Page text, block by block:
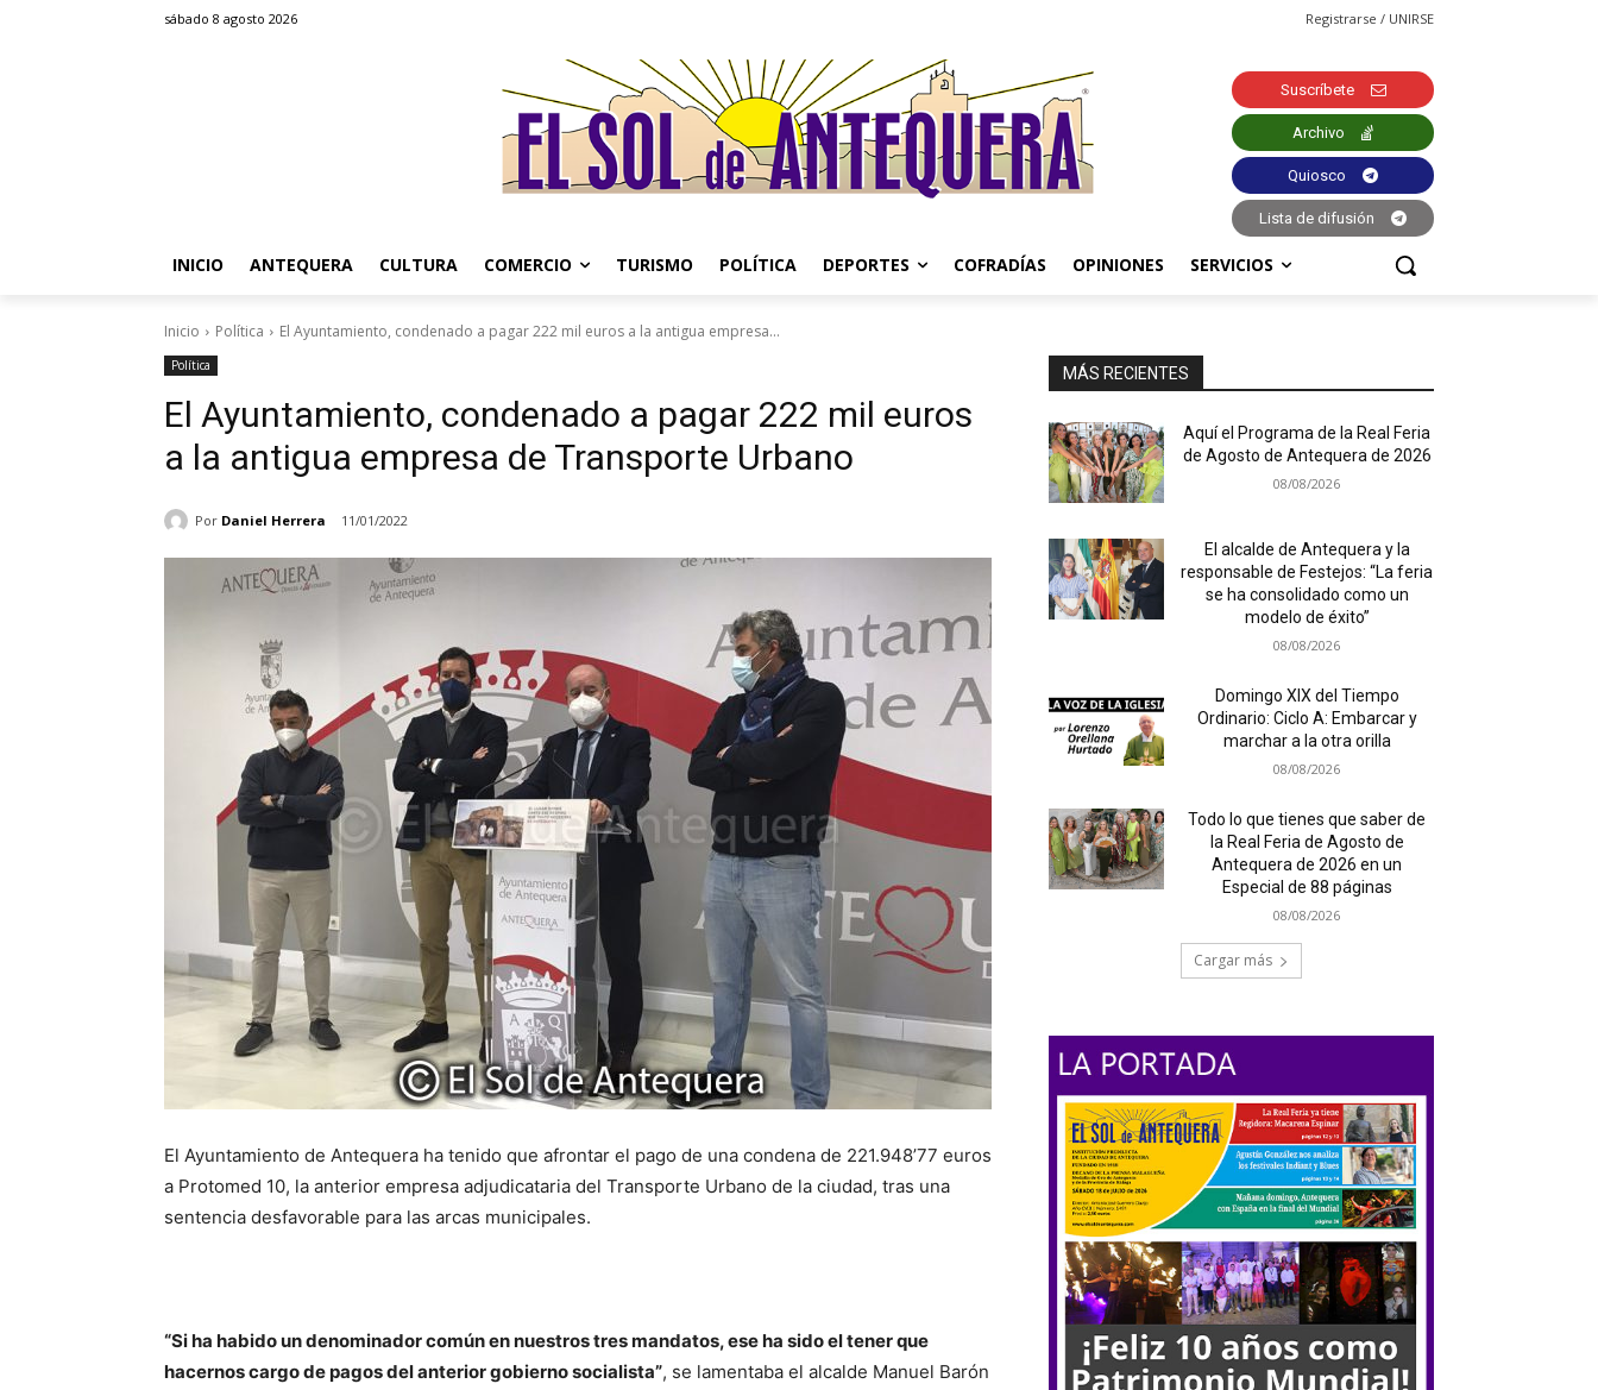
sábado 8 agosto 2026 Registrarse / UNIRSE
Suscríbete
Archivo
Quiosco
Lista de difusión
INICIO ANTEQUERA CULTURA COMERCIO TURISMO POLÍTICA DEPORTES COFRADÍAS OPINIONES SERVICIOS
Inicio Política El Ayuntamiento, condenado a pagar 222 mil euros a la antigua empresa...
Política
El Ayuntamiento, condenado a pagar 222 mil euros
a la antigua empresa de Transporte Urbano
Por Daniel Herrera 11/01/2022
El Ayuntamiento de Antequera ha tenido que afrontar el pago de una condena de 221.948’77 euros
a Protomed 10, la anterior empresa adjudicataria del Transporte Urbano de la ciudad, tras una
sentencia desfavorable para las arcas municipales.
“Si ha habido un denominador común en nuestros tres mandatos, ese ha sido el tener que
hacernos cargo de pagos del anterior gobierno socialista”, se lamentaba el alcalde Manuel Barón
MÁS RECIENTES
Aquí el Programa de la Real Feria
de Agosto de Antequera de 2026
08/08/2026
El alcalde de Antequera y la
responsable de Festejos: “La feria
se ha consolidado como un
modelo de éxito”
08/08/2026
Domingo XIX del Tiempo
Ordinario: Ciclo A: Embarcar y
marchar a la otra orilla
08/08/2026
Todo lo que tienes que saber de
la Real Feria de Agosto de
Antequera de 2026 en un
Especial de 88 páginas
08/08/2026
Cargar más